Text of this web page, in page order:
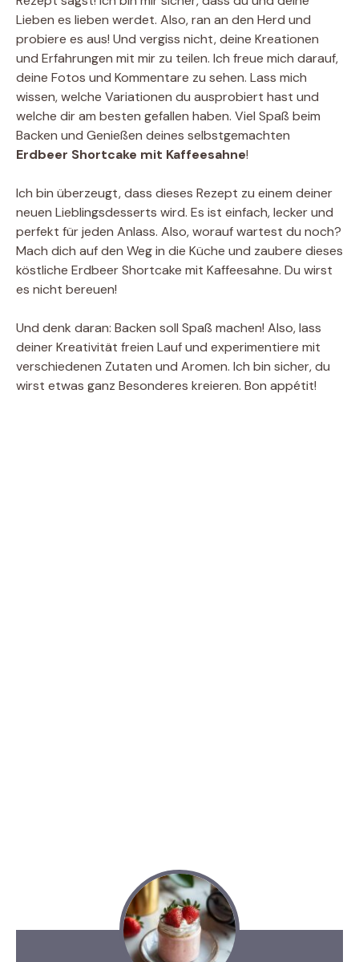
Lieben es lieben werdet. Also, ran an den Herd und
probiere es aus! Und vergiss nicht, deine Kreationen
und Erfahrungen mit mir zu teilen. Ich freue mich darauf,
deine Fotos und Kommentare zu sehen. Lass mich
wissen, welche Variationen du ausprobiert hast und
welche dir am besten gefallen haben. Viel Spaß beim
Backen und Genießen deines selbstgemachten
Erdbeer Shortcake mit Kaffeesahne!
Ich bin überzeugt, dass dieses Rezept zu einem deiner
neuen Lieblingsdesserts wird. Es ist einfach, lecker und
perfekt für jeden Anlass. Also, worauf wartest du noch?
Mach dich auf den Weg in die Küche und zaubere dieses
köstliche Erdbeer Shortcake mit Kaffeesahne. Du wirst
es nicht bereuen!
Und denk daran: Backen soll Spaß machen! Also, lass
deiner Kreativität freien Lauf und experimentiere mit
verschiedenen Zutaten und Aromen. Ich bin sicher, du
wirst etwas ganz Besonderes kreieren. Bon appétit!